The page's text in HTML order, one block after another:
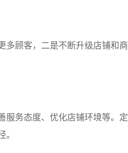
多顾客，二是不断升级店铺和商
服务态度、优化店铺环境等。定